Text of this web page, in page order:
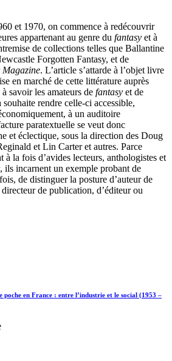
et 1970, on commence à redécouvrir
appartenant au genre du fantasy et à
de collections telles que Ballantine
Forgotten Fantasy, et de
Magazine. L’article s’attarde à l’objet livre
en marché de cette littérature auprès
savoir les amateurs de fantasy et de
rendre celle-ci accessible,
à un auditoire
paratextuelle se veut donc
et éclectique, sous la direction des Doug
et Lin Carter et autres. Parce
à la fois d’avides lecteurs, anthologistes et
, ils incarnent un exemple probant de
de distinguer la posture d’auteur de
de publication, d’éditeur ou
poche en France : entre l’industrie et le social (1953 –